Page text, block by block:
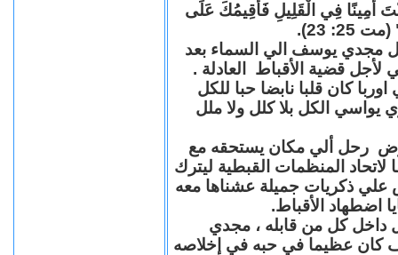
أَمِينًا فِي الْقَلِيلِ فَأُقِيمُكَ عَلَى
23).
مجدي يوسف الي السماء بعد
قضية الأقباط العادلة .
كان قلبا نابضا حبا للكل
يواسي الكل بلا كلل ولا ملل
رحل ألي مكان يستحقه مع
المنظمات القبطية ليترك
علي ذكريات جميلة عشناها معه
اضطهاد الأقباط.
داخل كل من قابله ، مجدي
عظيما في حبه في إخلاصه